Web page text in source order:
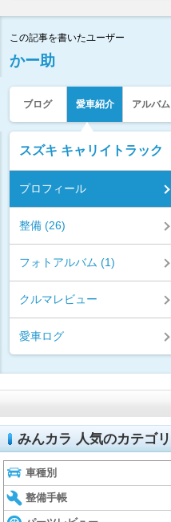
この記事を書いたユーザー
かー助
ブログ 愛車紹介 アルバム
スズキ キャリイトラック
プロフィール
整備 (26)
フォトアルバム (1)
クルマレビュー
愛車ログ
みんカラ 人気のカテゴリ
車種別
整備手帳